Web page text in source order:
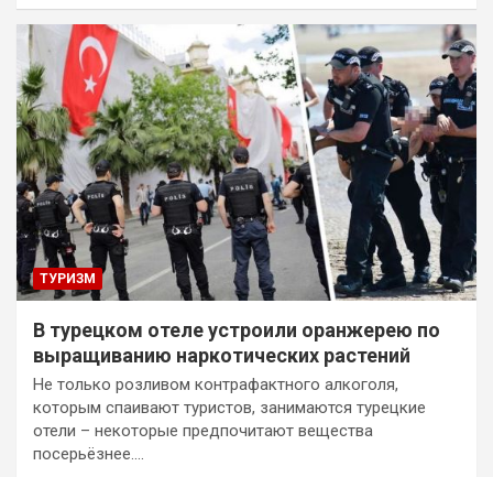
ТУРИЗМ
В турецком отеле устроили оранжерею по
выращиванию наркотических растений
Не только розливом контрафактного алкоголя,
которым спаивают туристов, занимаются турецкие
отели – некоторые предпочитают вещества
посерьёзнее.…